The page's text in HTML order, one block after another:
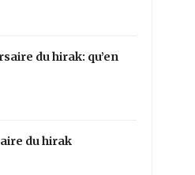
du hirak: qu’en
du hirak